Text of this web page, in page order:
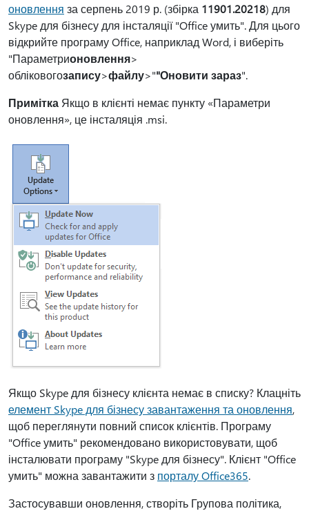
оновлення за серпень 2019 р. (збірка 11901.20218) для
Skype для бізнесу для інсталяції "Office умить". Для цього
відкрийте програму Office, наприклад Word, і виберіть
"Параметрионовлення>
обліковогозапису>файлу>""Оновити зараз".
Примітка Якщо в клієнті немає пункту «Параметри
оновлення», це інсталяція .msi.
Якщо Skype для бізнесу клієнта немає в списку? Клацніть
елемент Skype для бізнесу завантаження та оновлення,
щоб переглянути повний список клієнтів. Програму
"Office умить" рекомендовано використовувати, щоб
інсталювати програму "Skype для бізнесу". Клієнт "Office
умить" можна завантажити з порталу Office365.
Застосувавши оновлення, створіть Групова політика,